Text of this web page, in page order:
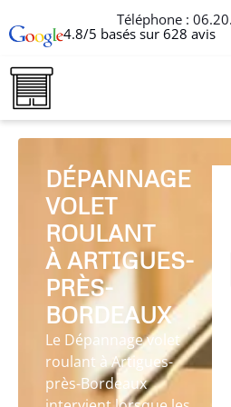
Téléphone :
4.8/5 basés sur 628 avis
DÉPANNAGE
VOLET
ROULANT
À ARTIGUES-
PRÈS-
BORDEAUX
Le Dépannage volet
roulant à Artigues-
près-Bordeaux